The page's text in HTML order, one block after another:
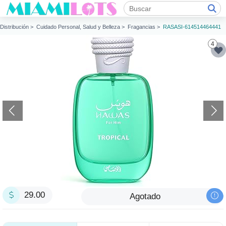
Distribución > Cuidado Personal, Salud y Belleza > Fragancias > RASASI-614514464441
4
29.00 Agotado